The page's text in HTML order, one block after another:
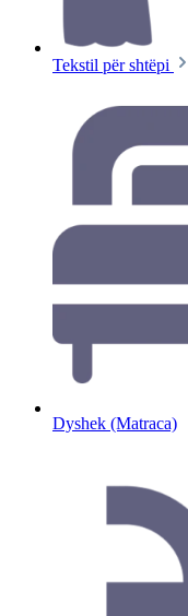
Tekstil për shtëpi
Dyshek (Matraca)